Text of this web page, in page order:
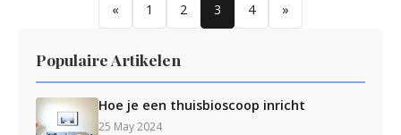
« 1 2 3 4 »
Populaire Artikelen
Hoe je een thuisbioscoop inricht
25 May 2024